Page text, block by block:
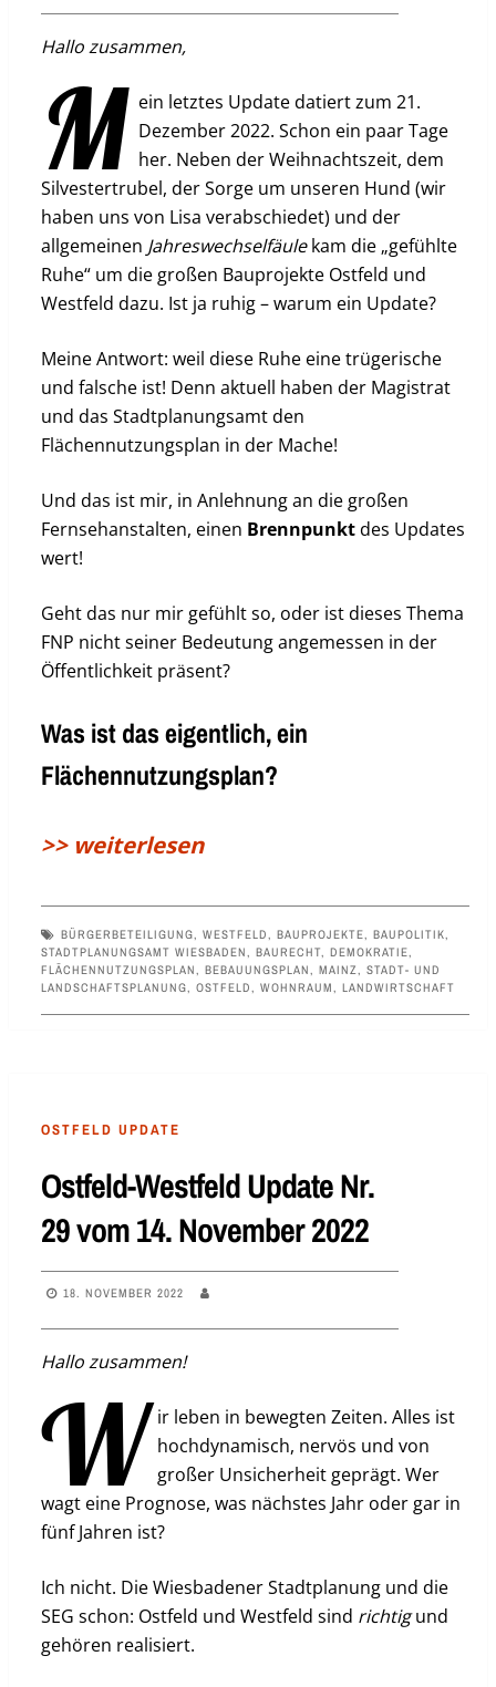
Hallo zusammen,
m ein letztes Update datiert zum 21.
Dezember 2022. Schon ein paar Tage
her. Neben der Weihnachtszeit, dem
Silvestertrubel, der Sorge um unseren Hund (wir
haben uns von Lisa verabschiedet) und der
allgemeinen Jahreswechselfäulekam die „gefühlte
Ruhe“ um die großen Bauprojekte Ostfeld und
Westfeld dazu. Ist ja ruhig – warum ein Update?
Meine Antwort: weil diese Ruhe eine trügerische
und falsche ist! Denn aktuell haben der Magistrat
und das Stadtplanungsamt den
Flächennutzungsplan in der Mache!
Und das ist mir, in Anlehnung an die großen
Fernsehanstalten, einen Brennpunktdes Updates
wert!
Geht das nur mir gefühlt so, oder ist dieses Thema
FNP nicht seiner Bedeutung angemessen in der
Öffentlichkeit präsent?
Was ist das eigentlich, ein
Flächennutzungsplan?
>> weiterlesen
BÜRGERBETEILIGUNG WESTFELD BAUPROJEKTE BAUPOLITIK
STADTPLANUNGSAMT WIESBADEN
BAURECHT, DEMOKRATIE
FLÄCHENNUTZUNGSPLAN
BEBAUUNGSPLAN MAINZ
STADT- UND
LANDSCHAFTSPLANUNG
OSTFELD WOHNRAUM LANDWIRTSCHAFT
OSTFELD UPDATE
Ostfeld-Westfeld Update Nr.
29 vom 14. November 2022
18. NOVEMBER 2022
Hallo zusammen!
W ir leben in bewegten Zeiten. Alles ist
hochdynamisch, nervös und von
großer Unsicherheit geprägt. Wer
wagt eine Prognose, was nächstes Jahr oder gar in
fünf Jahren ist?
Ich nicht. Die Wiesbadener Stadtplanung und die
SEG schon: Ostfeld und Westfeld sind richtigund
gehören realisiert.